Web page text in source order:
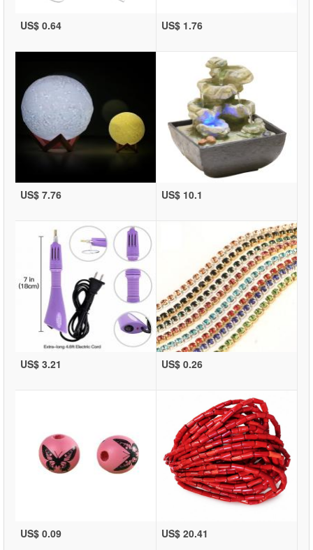
US$ 0.64 US$ 1.76
US$ 7.76 US$ 10.1
US$ 3.21 US$ 0.26
US$ 0.09 US$ 20.41